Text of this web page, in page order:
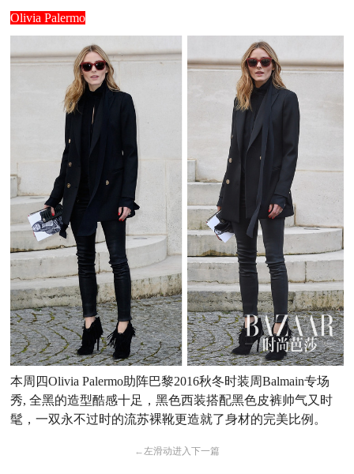
Olivia Palermo
本周四Olivia Palermo助阵巴黎2016秋冬时装周Balmain专场
秀, 全黑的造型酷感十足，黑色西装搭配黑色皮裤帅气又时
髦，一双永不过时的流苏裸靴更造就了身材的完美比例。
←左滑动进入下一篇